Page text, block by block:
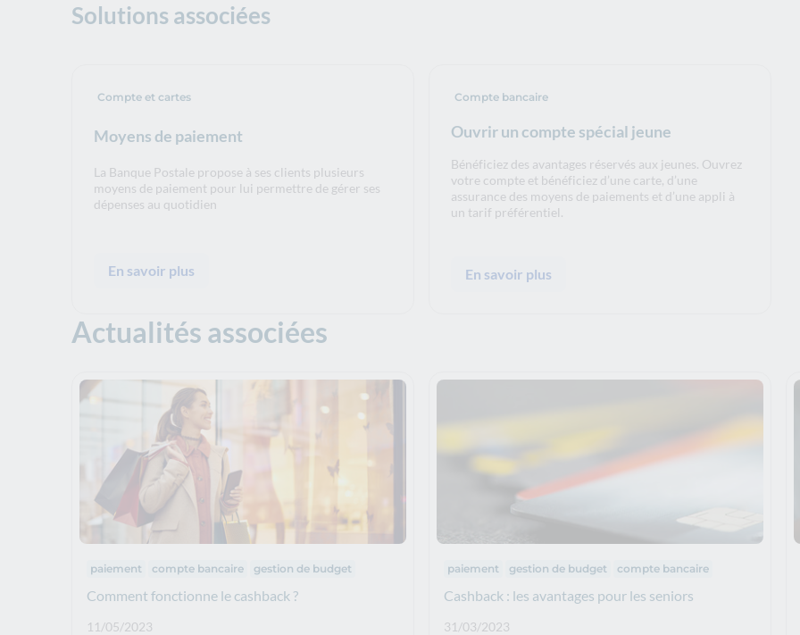
Solutions associées
Moyens de paiement
Compte et cartes
La Banque Postale propose à ses clients plusieurs
moyens de paiement pour lui permettre de gérer ses
dépenses au quotidien
En savoir plus
Ouvrir un compte spécial jeune
Compte bancaire
Bénéficiez des avantages réservés aux jeunes. Ouvrez
votre compte et bénéficiez d’une carte, d’une
assurance des moyens de paiements et d’une appli à
un tarif préférentiel.
En savoir plus
Actualités associées
Thématiques :
paiement compte bancaire gestion de budget
Comment fonctionne le cashback ?
Date de publication: :
11/05/2023
Thématiques :
paiement gestion de budget compte bancaire
Cashback : les avantages pour les seniors
Date de publication: :
31/03/2023